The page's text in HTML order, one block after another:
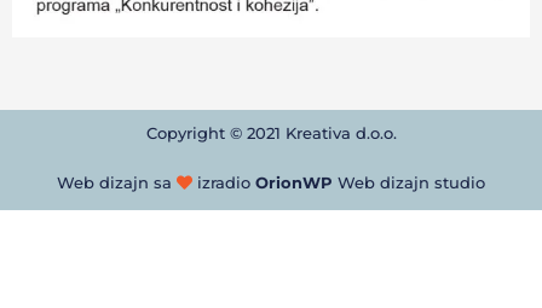
Copyright © 2021 Kreativa d.o.o.
Web dizajn sa izradio OrionWP Web dizajn studio